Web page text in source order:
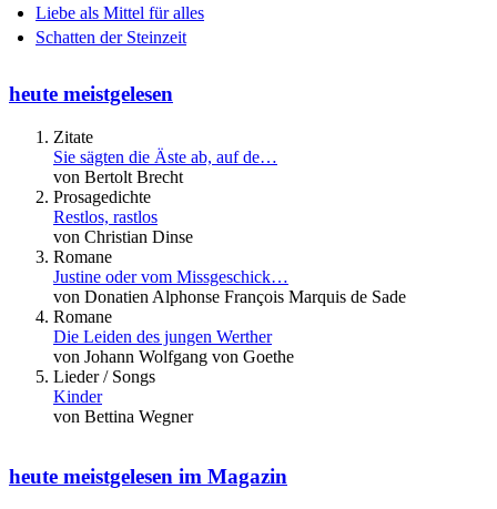
Liebe als Mittel für alles
Schatten der Steinzeit
heute meistgelesen
Zitate
Sie sägten die Äste ab, auf de…
von Bertolt Brecht
Prosagedichte
Restlos, rastlos
von Christian Dinse
Romane
Justine oder vom Missgeschick…
von Donatien Alphonse François Marquis de Sade
Romane
Die Leiden des jungen Werther
von Johann Wolfgang von Goethe
Lieder / Songs
Kinder
von Bettina Wegner
heute meistgelesen im Magazin